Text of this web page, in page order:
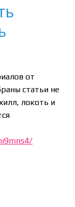
от
статьи не
локоть и